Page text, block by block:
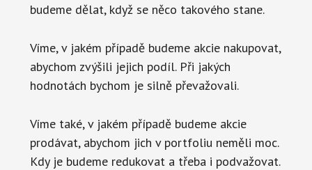
budeme dělat, když se něco takového stane.
Víme, v jakém případě budeme akcie nakupovat,
abychom zvýšili jejich podíl. Při jakých
hodnotách bychom je silně převažovali.
Víme také, v jakém případě budeme akcie
prodávat, abychom jich v portfoliu neměli moc.
Kdy je budeme redukovat a třeba i podvažovat.